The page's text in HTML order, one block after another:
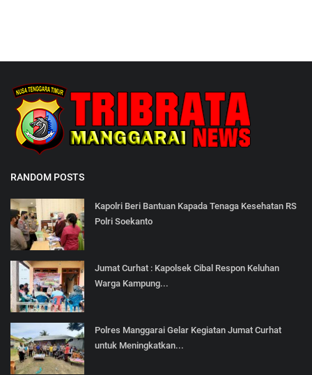
RANDOM POSTS
Kapolri Beri Bantuan Kapada Tenaga Kesehatan RS
Polri Soekanto
Jumat Curhat : Kapolsek Cibal Respon Keluhan
Warga Kampung...
Polres Manggarai Gelar Kegiatan Jumat Curhat
untuk Meningkatkan...